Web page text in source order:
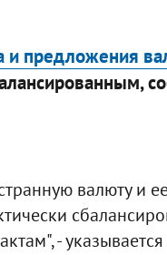
и предложения
валюту
-